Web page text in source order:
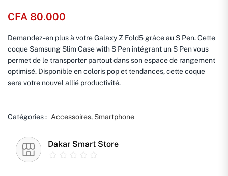
CFA 80.000
Demandez-en plus à votre Galaxy Z Fold5 grâce au S Pen. Cette
coque Samsung Slim Case with S Pen intégrant un S Pen vous
permet de le transporter partout dans son espace de rangement
optimisé. Disponible en coloris pop et tendances, cette coque
sera votre nouvel allié productivité.
Catégories : Accessoires, Smartphone
Dakar Smart Store